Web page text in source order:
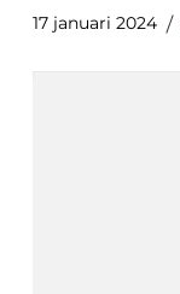
17 januari 2024